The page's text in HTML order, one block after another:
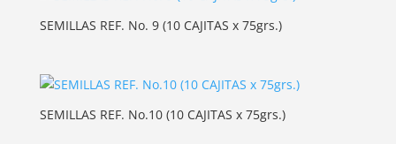
SEMILLAS REF. No. 9 (10 CAJITAS x 75grs.)
SEMILLAS REF. No.10 (10 CAJITAS x 75grs.)